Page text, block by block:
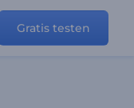
Gratis testen